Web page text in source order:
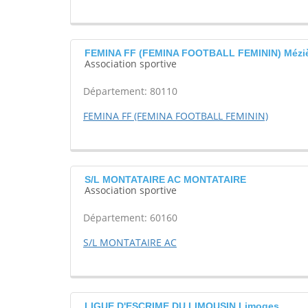
FEMINA FF (FEMINA FOOTBALL FEMININ)
Association sportive
Département: 80110
FEMINA FF (FEMINA FOOTBALL FEMININ)
S/L MONTATAIRE AC MONTATAIRE
Association sportive
Département: 60160
S/L MONTATAIRE AC